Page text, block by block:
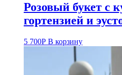
Розовый букет с
гортензией и
5 700Р В корзину